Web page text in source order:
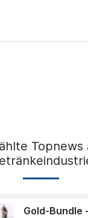
Topnews
Gold-Bundle